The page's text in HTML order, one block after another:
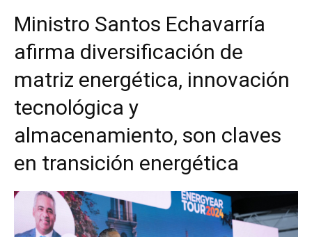
Ministro Santos Echavarría
afirma diversificación de
matriz energética, innovación
tecnológica y
almacenamiento, son claves
en transición energética